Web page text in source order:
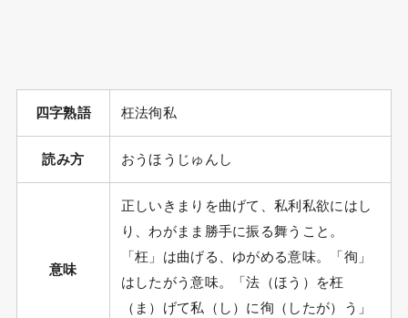
四字熟語 枉法徇私
読み方 おうほうじゅんし
意味
正しいきまりを曲げて、私利私欲にはし
り、わがまま勝手に振る舞うこと。
「枉」は曲げる、ゆがめる意味。「徇」
はしたがう意味。「法（ほう）を枉
（ま）げて私（し）に徇（したが）う」